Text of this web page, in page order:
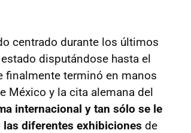
centrado durante los últimos
disputándose hasta el
finalmente terminó en manos
México y la cita alemana del
internacional y tan sólo se le
las diferentes exhibiciones de